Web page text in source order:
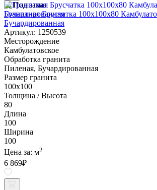
Под заказ
Гранитная Брусчатка 100х100x80
Бучардированная
Артикул: 1250539
Месторождение
Камбулатовское
Обработка гранита
Пиленая, Бучардированная
Размер гранита
100х100
Толщина / Высота
80
Длина
100
Ширина
100
Цена за: м2
6 869₽